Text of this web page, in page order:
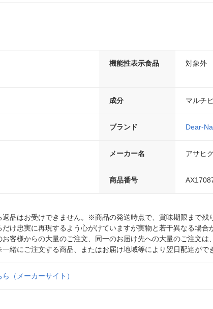
機能性表示食品 対象外
成分 マルチ
ブランド Dear-
メーカー名 アサヒ
商品番号
返品はお受けできません。※商品の発送時点で、賞味期限まで
だけ忠実に再現するよう心がけていますが実物と若干異なる場
客様からの大量のご注文、同一のお届け先への大量のご注文は
緒にご注文する商品、またはお届け地域等により翌日配達がで
（メーカーサイト）